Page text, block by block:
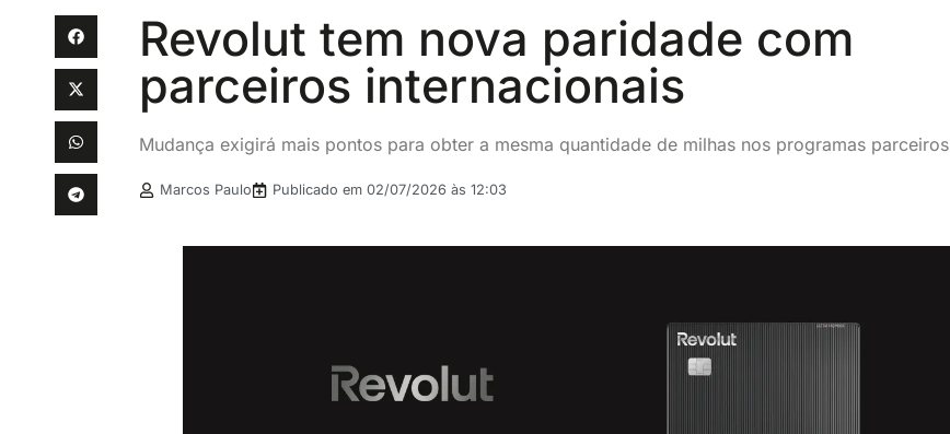
Revolut tem nova paridade com
parceiros internacionais
Mudança exigirá mais pontos para obter a mesma quantidade de milhas nos programas parceiros
Marcos Paulo Publicado em 02/07/2026 às 12:03